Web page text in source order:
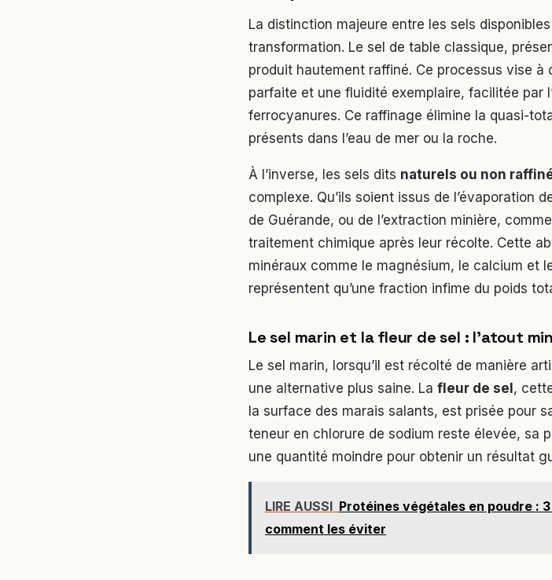
La distinction majeure entre les sels
transformation. Le sel de table classique,
produit hautement raffiné. Ce processus vise à
parfaite et une fluidité exemplaire, facilitée par
ferrocyanures. Ce raffinage élimine la quasi-
présents dans l’eau de mer ou la roche.
À l’inverse, les sels dits naturels ou non
complexe. Qu’ils soient issus de l’évaporation
de Guérande, ou de l’extraction minière,
traitement chimique après leur récolte. Cette
minéraux comme le magnésium, le calcium et
représentent qu’une fraction infime du poids
Le sel marin et la fleur de sel : l’atout
Le sel marin, lorsqu’il est récolté de manière
une alternative plus saine. La fleur de sel ,
la surface des marais salants, est prisée pour
teneur en chlorure de sodium reste élevée, sa
une quantité moindre pour obtenir un résultat
LIRE AUSSI Protéines végétales en poudre :
comment les éviter